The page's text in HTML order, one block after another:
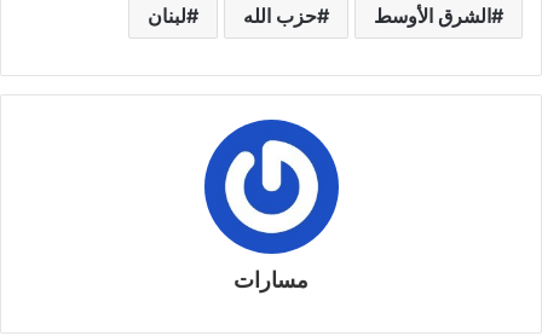
الشرق الأوسط حزب الله لبنان
مسارات